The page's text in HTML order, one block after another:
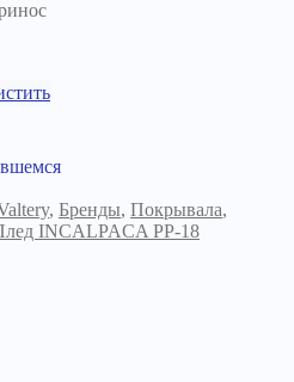
, Бренды, Покрывала,
INCALPACA PP-18